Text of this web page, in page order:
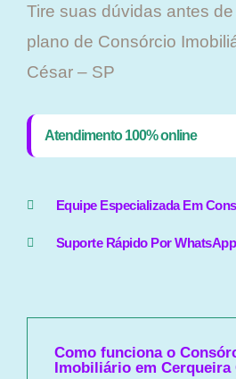
Tire suas dúvidas antes
plano ​de Consórcio
César – SP
Atendimento 100% online
Equipe Especializada Em
Suporte Rápido Por
Como funciona o
Imobiliário em Cerqueira